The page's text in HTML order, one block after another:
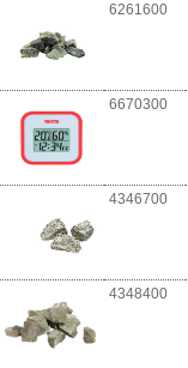
6261600
6670300
4346700
4348400